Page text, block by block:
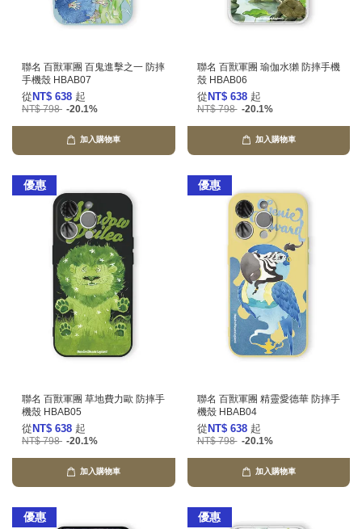
聯名 百獸軍團 百鬼進擊之一 防摔
手機殼 HBAB07
從 NT$ 638 起
NT$ 798 -20.1%
加入購物車
聯名 百獸軍團 瑜伽水獺 防摔手機
殼 HBAB06
從 NT$ 638 起
NT$ 798 -20.1%
加入購物車
優惠
聯名 百獸軍團 草地費力歐 防摔手
機殼 HBAB05
從 NT$ 638 起
NT$ 798 -20.1%
加入購物車
優惠
聯名 百獸軍團 精靈愛德華 防摔手
機殼 HBAB04
從 NT$ 638 起
NT$ 798 -20.1%
加入購物車
優惠 優惠